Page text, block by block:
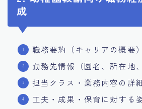
成
職務要約（キャリアの概要）
勤務先情報（園名、所在地
担当クラス・業務内容の詳
工夫・成果・保育に対する